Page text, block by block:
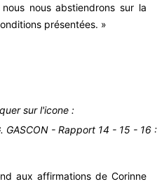
nous abstiendrons sur la
présentées. »
sur l'icone :
GASCON - Rapport 14 - 15 - 16 :
aux affirmations de Corinne